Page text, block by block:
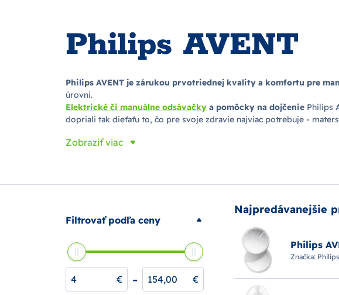
Philips AVENT
Philips AVENT je zárukou prvotriednej kvality a komfortu pre
úrovni.
Elektrické či manuálne odsávačky a pomôcky na dojčenie Philips
dopriali tak dieťaťu to, čo pre svoje zdravie najviac potrebuje -
parnom hrnci Avent
Zobraziť viac
Filtrovať podľa ceny
€ - €
Najpredávanejšie
Philips
Značka: